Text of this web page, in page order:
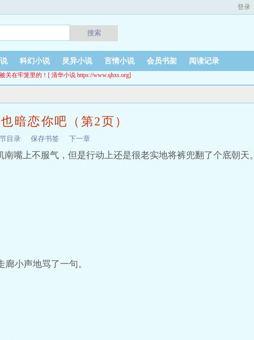
登录
搜索
科幻小说 灵异小说 言情小说 会员书架 阅读记录
关在牢笼里的！[ 清华小说 https://www.qhxs.org]
暗恋你吧（第2页）
目录 保存书签 下一章
嘴上不服气，但是行动上还是很老实地将裤兜翻了个底朝天。
小声地骂了一句。